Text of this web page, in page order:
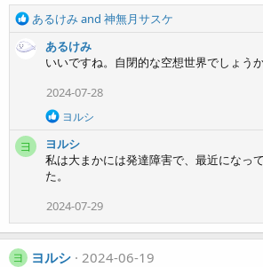
R
a
s
あるけみand 神無月サスケ
あるけみ
いいですね。自閉的な空想世界でしょうか
2024-07-28
R
a
c
o
n
s
:
ヨルシ
ヨ
ヨルシ
私は大まかには発達障害で、最近になっ
た。
2024-07-29
ヨ ヨルシ 2024-06-19